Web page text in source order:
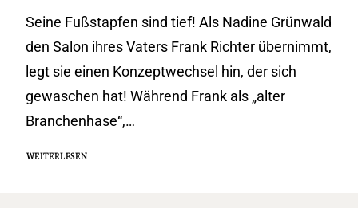
Seine Fußstapfen sind tief! Als Nadine Grünwald
den Salon ihres Vaters Frank Richter übernimmt,
legt sie einen Konzeptwechsel hin, der sich
gewaschen hat! Während Frank als „alter
Branchenhase“,…
WEITERLESEN